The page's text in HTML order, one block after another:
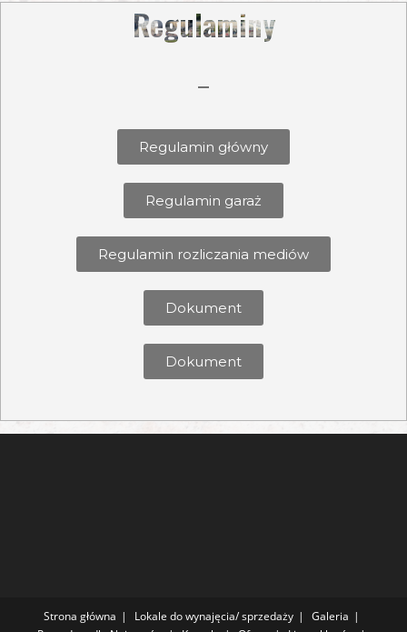
Regulaminy
Regulamin główny
Regulamin garaż
Regulamin rozliczania mediów
Dokument
Dokument
Strona główna Lokale do wynajęcia/ sprzedaży
Galeria